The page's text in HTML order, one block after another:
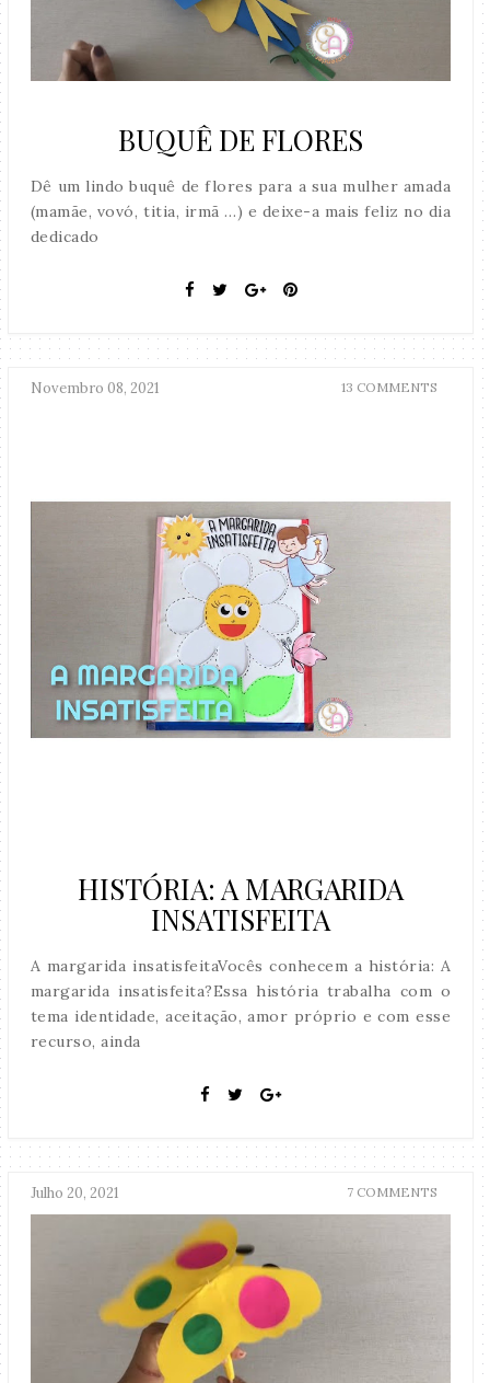
BUQUÊ DE FLORES
Dê um lindo buquê de flores para a sua mulher amada
(mamãe, vovó, titia, irmã …) e deixe-a mais feliz no dia
dedicado
Novembro 08, 2021 13 COMMENTS
HISTÓRIA: A MARGARIDA
INSATISFEITA
A margarida insatisfeitaVocês conhecem a história: A
margarida insatisfeita?Essa história trabalha com o
tema identidade, aceitação, amor próprio e com esse
recurso, ainda
Julho 20, 2021 7 COMMENTS